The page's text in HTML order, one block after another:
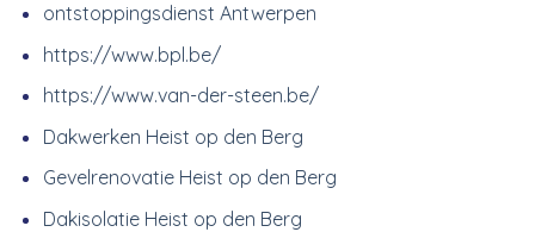
ontstoppingsdienst Antwerpen
https://www.bpl.be/
https://www.van-der-steen.be/
Dakwerken Heist op den Berg
Gevelrenovatie Heist op den Berg
Dakisolatie Heist op den Berg